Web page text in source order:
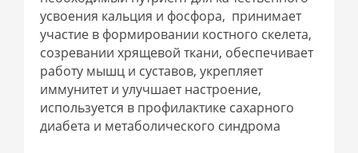
усвоения кальция и фосфора, принимает
участие в формировании костного скелета,
созревании хрящевой ткани, обеспечивает
работу мышц и суставов, укрепляет
иммунитет и улучшает настроение,
используется в профилактике сахарного
диабета и метаболического синдрома